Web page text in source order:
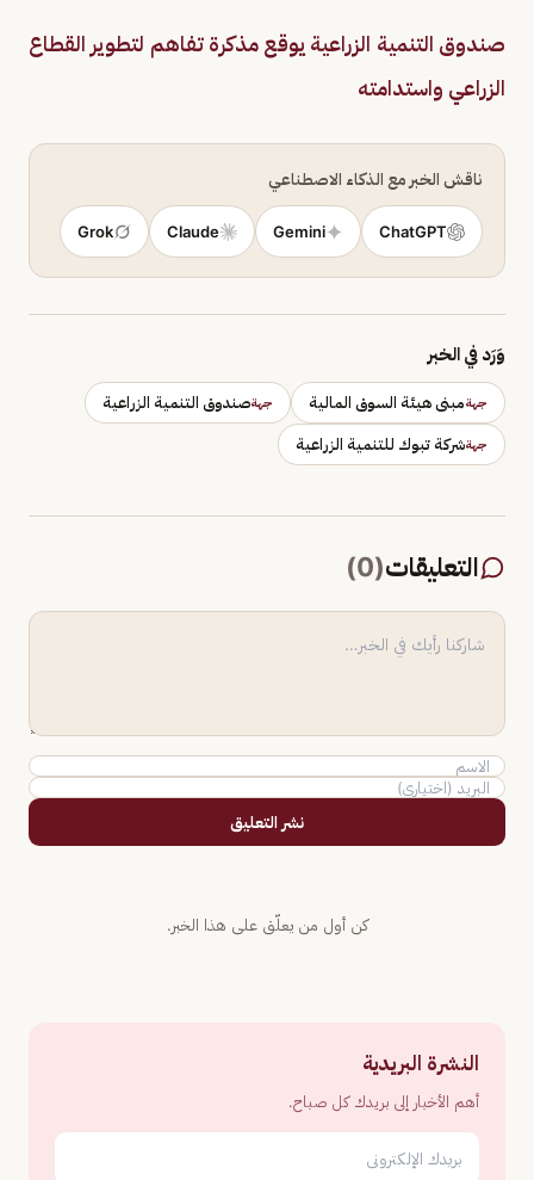
صندوق التنمية الزراعية يوقع مذكرة تفاهم لتطوير القطاع
الزراعي واستدامته
ناقش الخبر مع الذكاء الاصطناعي
ChatGPT
Gemini
Claude
Grok
وَرَد في الخبر
جهةمبنى هيئة السوق المالية جهةصندوق التنمية الزراعية
جهةشركة تبوك للتنمية الزراعية
التعليقات(
0
)
نشر التعليق
كن أول من يعلّق على هذا الخبر.
النشرة البريدية
أهم الأخبار إلى بريدك كل صباح.